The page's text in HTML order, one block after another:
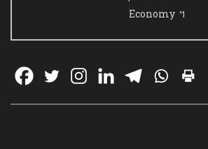
Economy ។